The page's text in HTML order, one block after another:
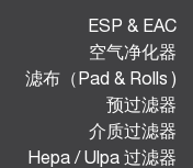
ESP & EAC
空气净化器
滤布（Pad & Rolls )
预过滤器
介质过滤器
Hepa / Ulpa 过滤器